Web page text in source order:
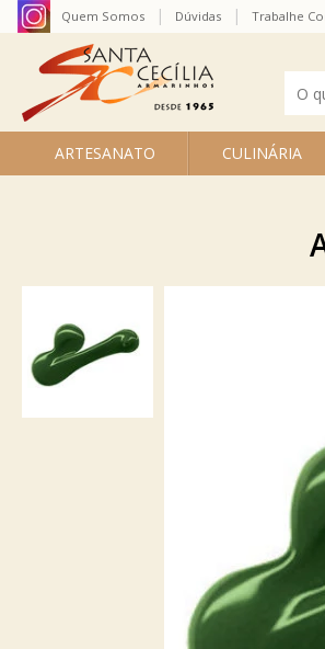
ARTESANATO CULINÁRIA
Quem Somos Dúvidas Trabalhe